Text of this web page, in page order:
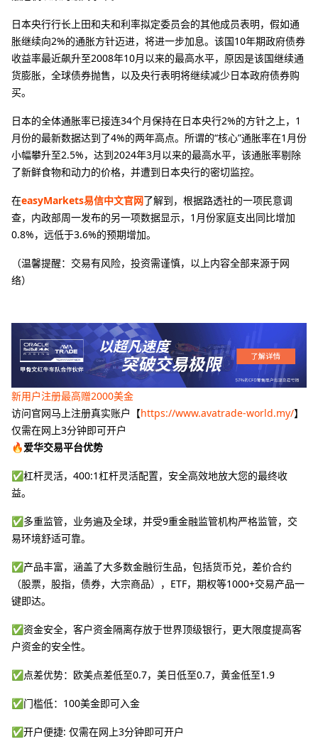
日本央行行长上田和夫和利率拟定委员会的其他成员表明，假如通
胀继续向2%的通胀方针迈进，将进一步加息。该国10年期政府债券
收益率最近飙升至2008年10月以来的最高水平，原因是该国继续通
货膨胀，全球债券抛售，以及央行表明将继续减少日本政府债券购
买。
日本的全体通胀率已接连34个月保持在日本央行2%的方针之上，1
月份的最新数据达到了4%的两年高点。所谓的“核心”通胀率在1月份
小幅攀升至2.5%，达到2024年3月以来的最高水平，该通胀率剔除
了新鲜食物和动力的价格，并遭到日本央行的密切监控。
在easyMarkets易信中文官网了解到，根据路透社的一项民意调
查，内政部周一发布的另一项数据显示，1月份家庭支出同比增加
0.8%，远低于3.6%的预期增加。
（温馨提醒：交易有风险，投资需谨慎，以上内容全部来源于网
络）
新用户注册最高赠2000美金
访问官网马上注册真实账户【https://www.avatrade-world.my/】
仅需在网上3分钟即可开户
🔥爱华交易平台优势
✅杠杆灵活，400:1杠杆灵活配置，安全高效地放大您的最终收
益。
✅多重监管，业务遍及全球，并受9重金融监管机构严格监管，交
易环境舒适可靠。
✅产品丰富，涵盖了大多数金融衍生品，包括货币兑，差价合约
（股票，股指，债券，大宗商品），ETF，期权等1000+交易产品一
键即达。
✅资金安全，客户资金隔离存放于世界顶级银行，更大限度提高客
户资金的安全性。
✅点差优势：欧美点差低至0.7，美日低至0.7，黄金低至1.9
✅门槛低：100美金即可入金
✅开户便捷: 仅需在网上3分钟即可开户